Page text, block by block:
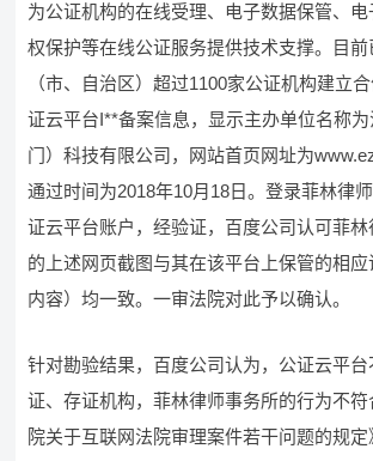
为公证机构的在线受理、电子数据保管、
权保护等在线公证服务提供技术支撑。目前
（市、自治区）超过1100家公证机构建立
证云平台I**备案信息，显示主办单位名称
门）科技有限公司，网站首页网址为
通过时间为2018年10月18日。登录菲林律
证云平台账户，经验证，百度公司认可菲
的上述网页截图与其在该平台上保管的相
内容）均一致。一审法院对此予以确认。
针对勘验结果，百度公司认为，公证云平台
证、存证机构，菲林律师事务所的行为不
院关于互联网法院审理案件若干问题的规